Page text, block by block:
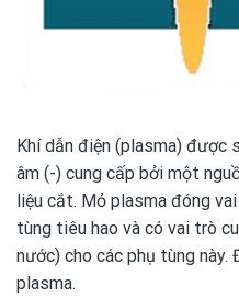
Khí dẫn điện (plasma) được
âm (-) cung cấp bởi một
liệu cắt. Mỏ plasma đóng
tùng tiêu hao và có vai trò
nước) cho các phụ tùng
plasma.